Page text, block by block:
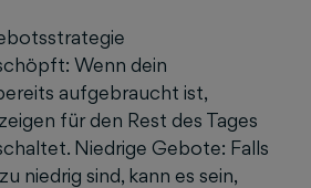
Wenn dein
aufgebraucht ist,
für den Rest des Tages
Niedrige Gebote: Falls
niedrig sind, kann es sein,